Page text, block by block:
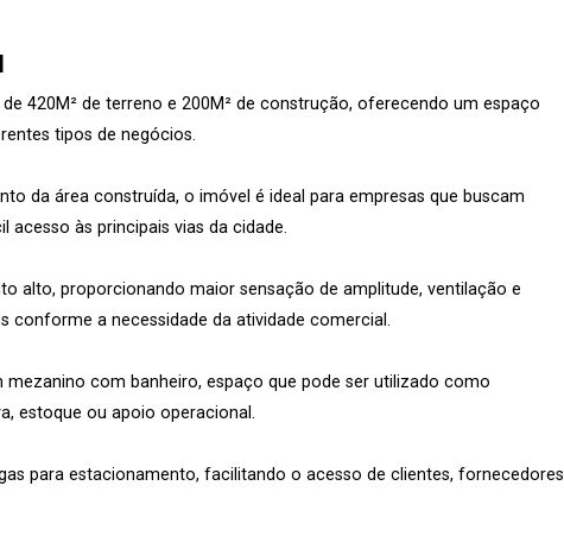
420M² de terreno e 200M² de construção, oferecendo um espaço
tipos de negócios.
da área construída, o imóvel é ideal para empresas que buscam
acesso às principais vias da cidade.
alto, proporcionando maior sensação de amplitude, ventilação e
conforme a necessidade da atividade comercial.
mezanino com banheiro, espaço que pode ser utilizado como
estoque ou apoio operacional.
para estacionamento, facilitando o acesso de clientes, fornecedores